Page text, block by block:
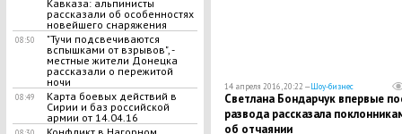
Кавказа: альпинисты
рассказали об особенностях
новейшего снаряжения
08:50
"Тучи подсвечиваются
вспышками от взрывов", -
местные жители Донецка
рассказали о пережитой
ночи
08:49
Карта боевых действий в
Сирии и баз российской
армии от 14.04.16
14 апреля 2016, 20:22 —Шоу-бизнес
Светлана Бондарчук впервые
развода рассказала
об отчаянии